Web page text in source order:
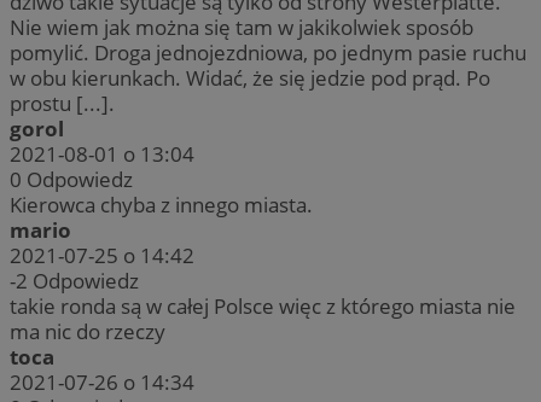
Nie wiem jak można się tam w jakikolwiek sposób
pomylić. Droga jednojezdniowa, po jednym pasie ruchu
w obu kierunkach. Widać, że się jedzie pod prąd. Po
prostu [...].
gorol
2021-08-01 o 13:04
0 Odpowiedz
Kierowca chyba z innego miasta.
mario
2021-07-25 o 14:42
-2 Odpowiedz
takie ronda są w całej Polsce więc z którego miasta nie
ma nic do rzeczy
toca
2021-07-26 o 14:34